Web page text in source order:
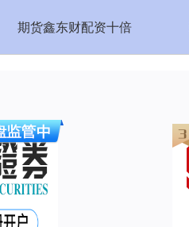
期货鑫东财配资十倍